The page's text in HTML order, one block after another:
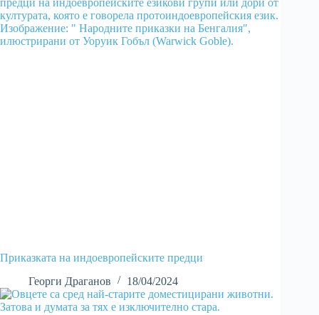
Приказката на индоевропейските предци
Георги Драганов
18/04/2024